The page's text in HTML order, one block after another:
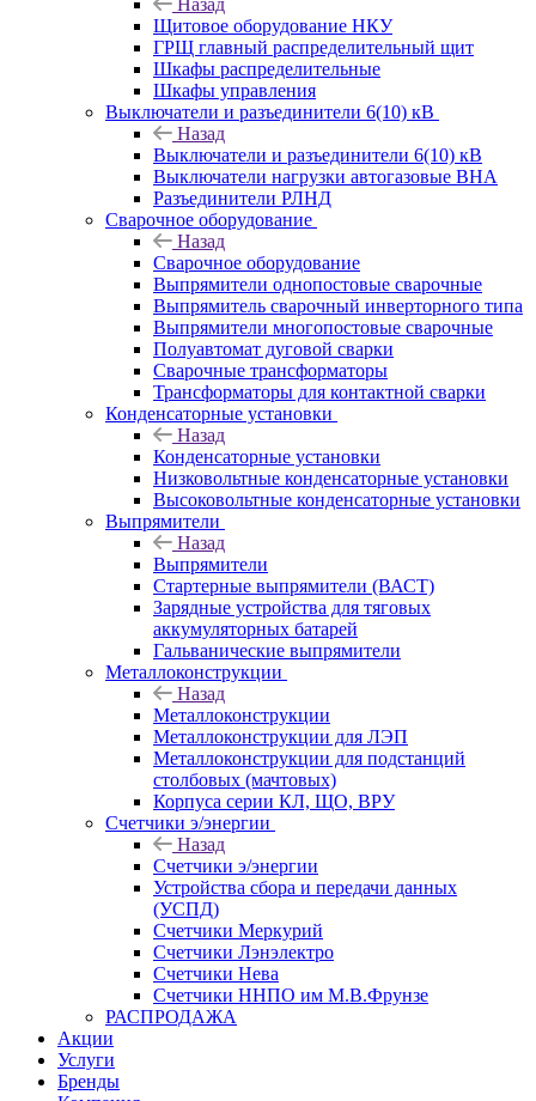
Назад
Щитовое оборудование НКУ
ГРЩ главный распределительный щит
Шкафы распределительные
Шкафы управления
Выключатели и разъединители 6(10) кВ
Назад
Выключатели и разъединители 6(10) кВ
Выключатели нагрузки автогазовые ВНА
Разъединители РЛНД
Сварочное оборудование
Назад
Сварочное оборудование
Выпрямители однопостовые сварочные
Выпрямитель сварочный инверторного типа
Выпрямители многопостовые сварочные
Полуавтомат дуговой сварки
Сварочные трансформаторы
Трансформаторы для контактной сварки
Конденсаторные установки
Назад
Конденсаторные установки
Низковольтные конденсаторные установки
Высоковольтные конденсаторные установки
Выпрямители
Назад
Выпрямители
Стартерные выпрямители (ВАСТ)
Зарядные устройства для тяговых
аккумуляторных батарей
Гальванические выпрямители
Металлоконструкции
Назад
Металлоконструкции
Металлоконструкции для ЛЭП
Металлоконструкции для подстанций
столбовых (мачтовых)
Корпуса серии КЛ, ЩО, ВРУ
Счетчики э/энергии
Назад
Счетчики э/энергии
Устройства сбора и передачи данных
(УСПД)
Счетчики Меркурий
Счетчики Лэнэлектро
Счетчики Нева
Счетчики ННПО им М.В.Фрунзе
РАСПРОДАЖА
Акции
Услуги
Бренды